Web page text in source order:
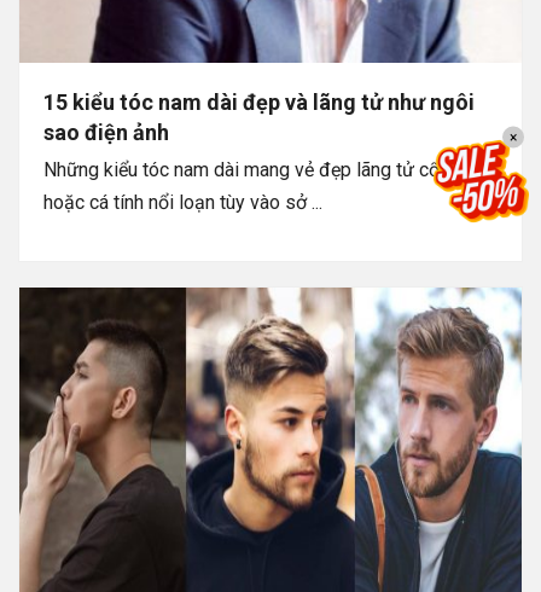
15 kiểu tóc nam dài đẹp và lãng tử như ngôi
sao điện ảnh
Những kiểu tóc nam dài mang vẻ đẹp lãng tử cổ điển
hoặc cá tính nổi loạn tùy vào sở ...
×